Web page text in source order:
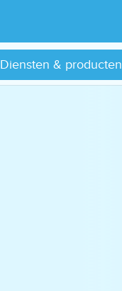
Diensten & producten